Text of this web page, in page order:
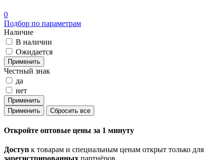
0
Подбор по параметрам
Наличие
В наличии
Ожидается
Честный знак
да
нет
Откройте оптовые цены за 1 минуту
Доступ к товарам и специальным ценам открыт только для